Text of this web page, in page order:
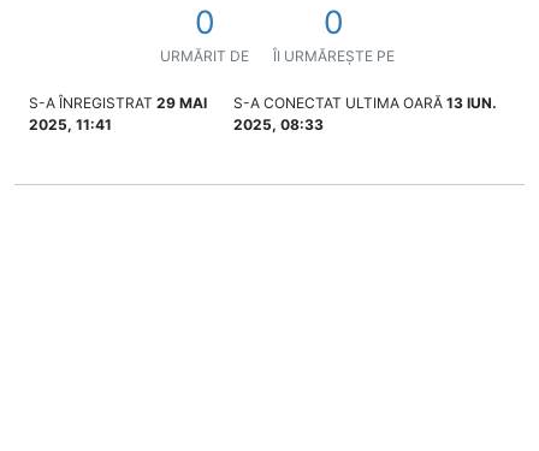
0
URMĂRIT DE
0
ÎI URMĂREȘTE PE
S-A ÎNREGISTRAT 29 MAI
2025, 11:41
S-A CONECTAT ULTIMA OARĂ 13 IUN.
2025, 08:33